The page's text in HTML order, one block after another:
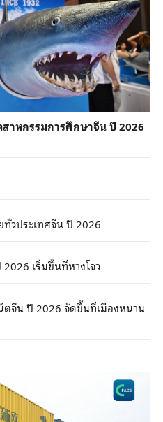
าหกรรมการศึกษาจีน ปี 2026
ทั่วประเทศจีน ปี 2026
เริ่มขึ้นที่หางโจว
ตจีน ปี 2026 จัดขึ้นที่เมืองหนาน